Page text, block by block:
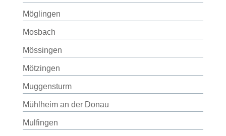
Möglingen
Mosbach
Mössingen
Mötzingen
Muggensturm
Mühlheim an der Donau
Mulfingen